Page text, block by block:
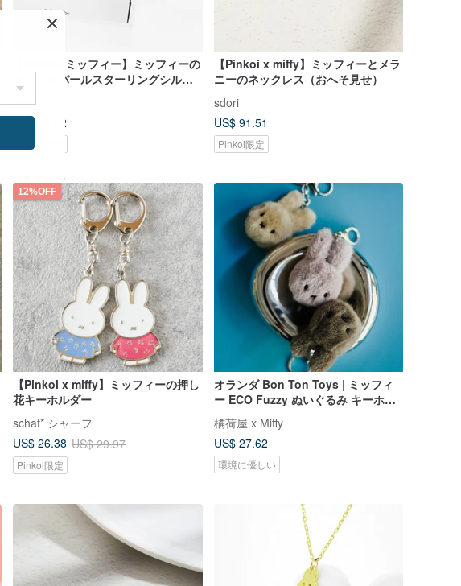
【Pinkoi×ミッフィー】ミッフィーの
おもちゃパールスターリングシルバ
ーブレスレット
sdori
US$ 86.92
【Pinkoi x miffy】ミッフィーとメラ
ニーのネックレス（おへそ見せ）
sdori
US$ 91.51
Pinkoi限定
12%OFF
【Pinkoi x miffy】ミッフィーの押し
花キーホルダー
schaf* シャーフ
US$ 26.38 US$ 29.97
Pinkoi限定
オランダ Bon Ton Toys | ミッフィ
ー ECO Fuzzy ぬいぐるみ キーホル
ダー
橘荷屋 x Miffy
US$ 27.62
環境に優しい